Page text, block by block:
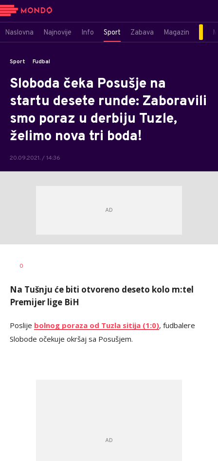
Naslovna Najnovije Info Sport Zabava Magazin
Sport Fudbal
Sloboda čeka Posušje na
startu desete runde: Zaboravili
smo poraz u derbiju Tuzle,
želimo nova tri boda!
20.09.2021. / 14:36
AUTOR
0
Na Tušnju će biti otvoreno deseto kolo m:tel
Premijer lige BiH
Poslije bolnog poraza od Tuzla sitija (1:0), fudbalere
Slobode očekuje okršaj sa Posušjem.